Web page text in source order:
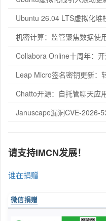
Ubuntu 26.04 LTS虚拟化堆
机密计算：监管聚焦数据使
Collabora Online十周年：
Leap Micro签名密钥更新：
Chatto开源：自托管聊天应
Januscape漏洞CVE-2026-
请支持IMCN发展！
谁在捐赠
微信捐赠